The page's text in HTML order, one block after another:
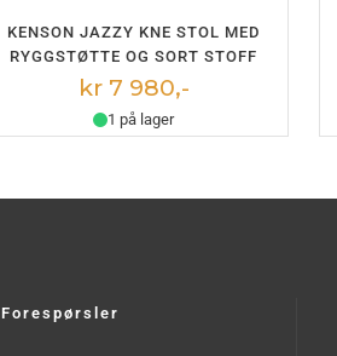
LEGG I HANDLEKURV
KENSON JAZZY KNE STOL MED
RYGGSTØTTE OG SORT STOFF
kr 7 980,-
1 på lager
Forespørsler